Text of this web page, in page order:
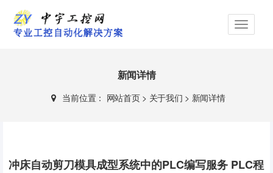
新闻详情
当前位置： 网站首页> 关于我们 > 新闻详情
冲床自动剪刀模具成型系统中的PLC编写服务 PLC程